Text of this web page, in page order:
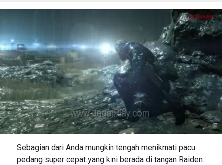
Sebagian dari Anda mungkin tengah menikmati pacu
pedang super cepat yang kini berada di tangan Raiden.